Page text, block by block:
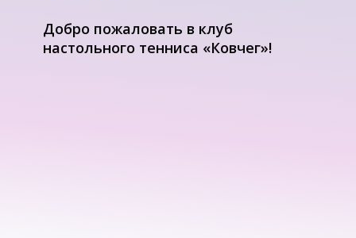
Добро пожаловать в клуб
настольного тенниса «Ковчег»!